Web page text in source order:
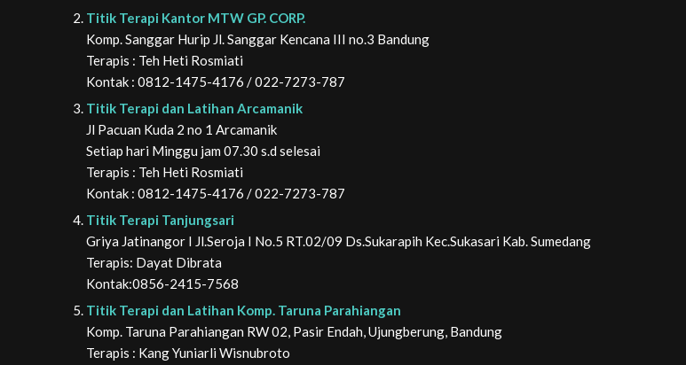
Titik Terapi Kantor MTW GP. CORP.
Komp. Sanggar Hurip Jl. Sanggar Kencana III no.3 Bandung
Terapis : Teh Heti Rosmiati
Kontak : 0812-1475-4176 / 022-7273-787
Titik Terapi dan Latihan Arcamanik
Jl Pacuan Kuda 2 no 1 Arcamanik
Setiap hari Minggu jam 07.30 s.d selesai
Terapis : Teh Heti Rosmiati
Kontak : 0812-1475-4176 / 022-7273-787
Titik Terapi Tanjungsari
Griya Jatinangor I Jl.Seroja I No.5 RT.02/09 Ds.Sukarapih Kec.Sukasari Kab. Sumedang
Terapis: Dayat Dibrata
Kontak:0856-2415-7568
Titik Terapi dan Latihan Komp. Taruna Parahiangan
Komp. Taruna Parahiangan RW 02, Pasir Endah, Ujungberung, Bandung
Terapis : Kang Yuniarli Wisnubroto